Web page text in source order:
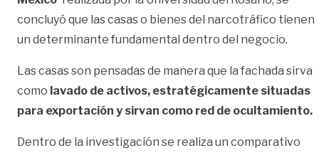
concluyó que las casas o bienes del narcotráfico tienen
un determinante fundamental dentro del negocio.
Las casas son pensadas de manera que la fachada sirva
como lavado de activos, estratégicamente situadas
para exportación y sirvan como red de ocultamiento.
Dentro de la investigación se realiza un comparativo